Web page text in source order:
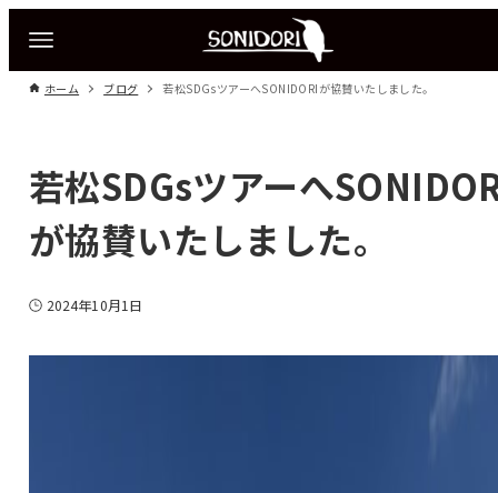
ホーム ブログ 若松SDGsツアーへSONIDORIが協賛いたしました。
若松SDGsツアーへ
が協賛いたしました。
2024年10月1日